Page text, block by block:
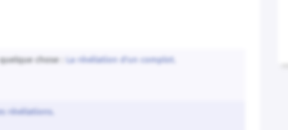
chose : La révélation d'un complot.
révélations.